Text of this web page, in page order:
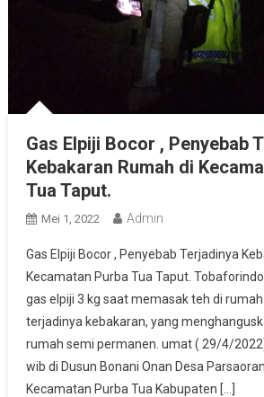
Gas Elpiji Bocor , Penyebab
Kebakaran Rumah di
Tua Taput.
Mei 1, 2022 Admin
Gas Elpiji Bocor , Penyebab Terjadinya
Kecamatan Purba Tua Taput.
gas elpiji 3 kg saat memasak teh di
terjadinya kebakaran, yang
rumah semi permanen. umat ( 29/4/
wib di Dusun Bonani Onan Desa
Kecamatan Purba Tua Kabupaten […]